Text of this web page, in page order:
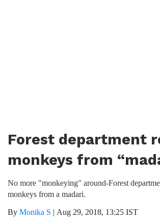
Forest department
monkeys from
No more "monkeying" around-Forest
monkeys from a madari.
By Monika S | Aug 29, 2018, 13:25 IST